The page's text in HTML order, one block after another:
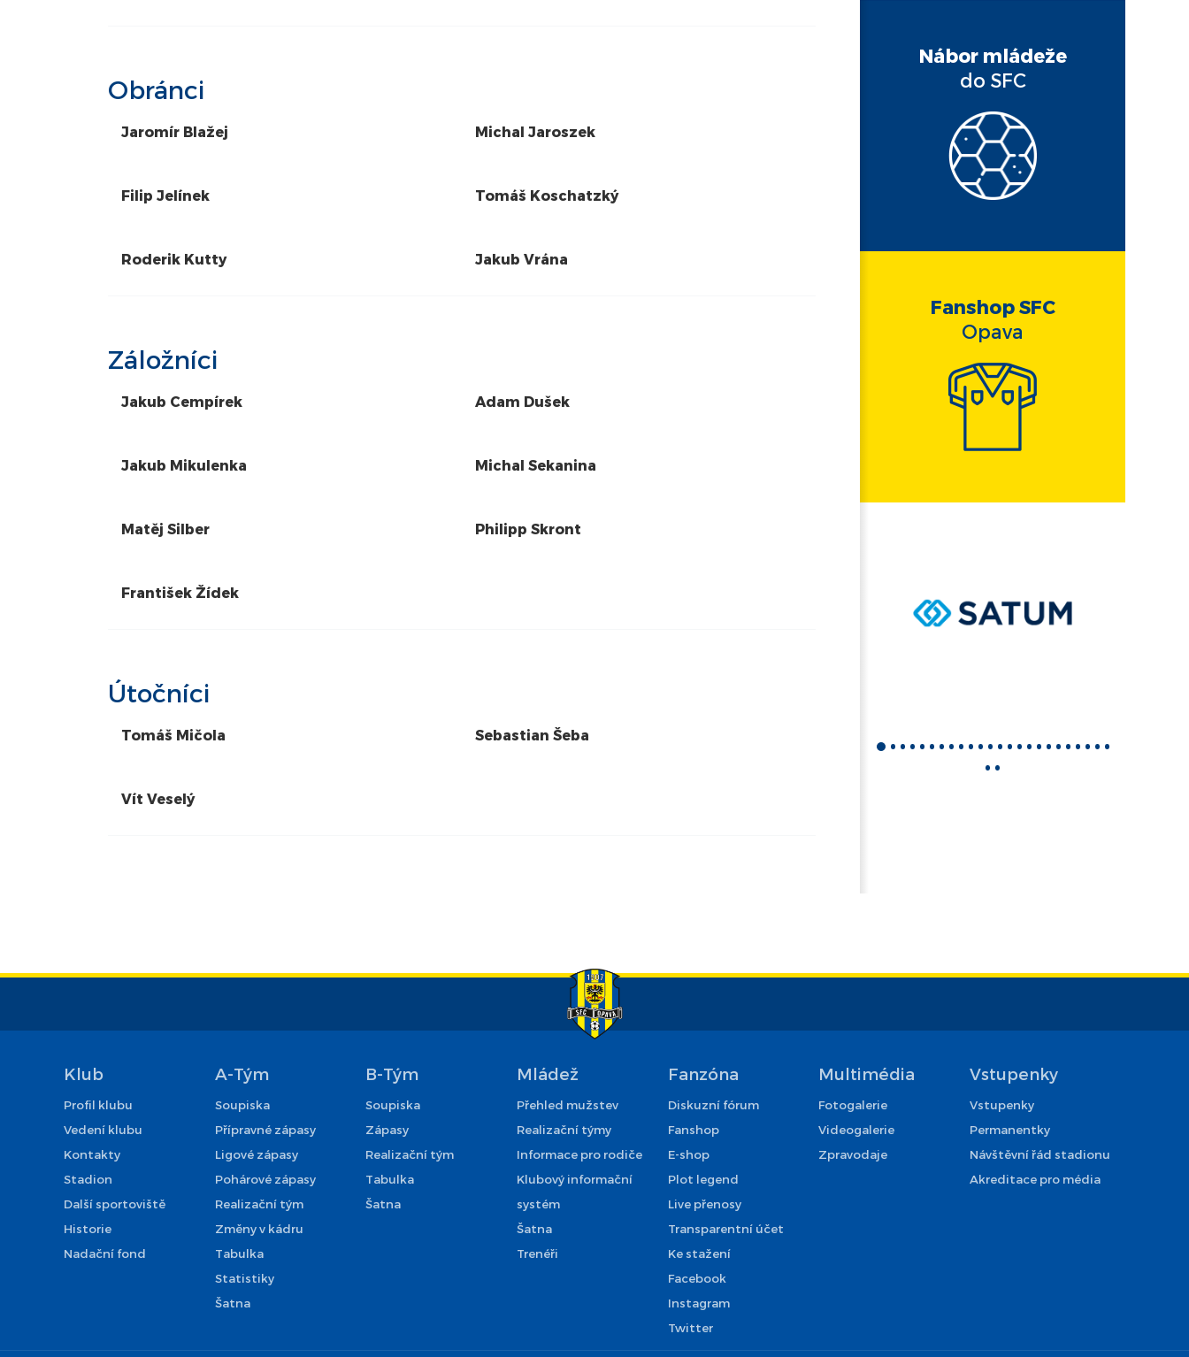
Obránci
Jaromír Blažej Michal Jaroszek
Filip Jelínek Tomáš Koschatzký
Roderik Kutty Jakub Vrána
Záložníci
Jakub Cempírek Adam Dušek
Jakub Mikulenka Michal Sekanina
Matěj Silber Philipp Skront
František Žídek
Útočníci
Tomáš Mičola Sebastian Šeba
Vít Veselý
Nábor mládeže
do SFC
Fanshop SFC
Opava
Klub
Profil klubu
Vedení klubu
Kontakty
Stadion
Další sportoviště
Historie
Nadační fond
A-Tým
Soupiska
Přípravné zápasy
Ligové zápasy
Pohárové zápasy
Realizační tým
Změny v kádru
Tabulka
Statistiky
Šatna
B-Tým
Soupiska
Zápasy
Realizační tým
Tabulka
Šatna
Mládež
Přehled mužstev
Realizační týmy
Informace pro rodiče
Klubový informační
systém
Šatna
Trenéři
Fanzóna
Diskuzní fórum
Fanshop
E-shop
Plot legend
Live přenosy
Transparentní účet
Ke stažení
Facebook
Instagram
Twitter
Multimédia
Fotogalerie
Videogalerie
Zpravodaje
Vstupenky
Vstupenky
Permanentky
Návštěvní řád stadionu
Akreditace pro média